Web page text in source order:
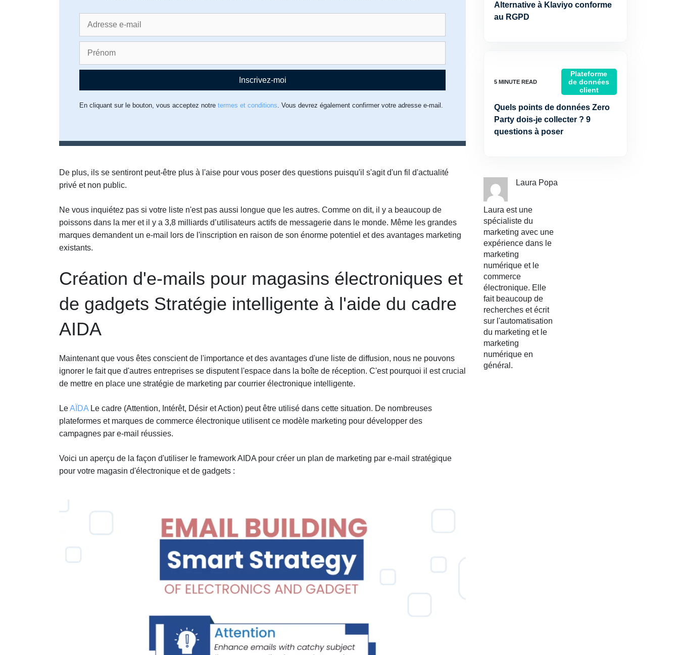
Inscrivez-moi
En cliquant sur le bouton, vous acceptez notretermes et conditions. Vous devrez également confirmer votre adresse e-mail.
De plus, ils se sentiront peut-être plus à l'aise pour vous poser des questions puisqu'il s'agit d'un fil d'actualité
privé et non public.
Ne vous inquiétez pas si votre liste n'est pas aussi longue que les autres. Comme on dit, il y a beaucoup de
poissons dans la mer et il y a 3,8 milliards d’utilisateurs actifs de messagerie dans le monde. Même les grandes
marques demandent un e-mail lors de l'inscription en raison de son énorme potentiel et des avantages marketing
existants.
Création d'e-mails pour magasins électroniques et
de gadgets Stratégie intelligente à l'aide du cadre
AIDA
Maintenant que vous êtes conscient de l'importance et des avantages d'une liste de diffusion, nous ne pouvons
ignorer le fait que d'autres entreprises se disputent l'espace dans la boîte de réception. C'est pourquoi il est crucial
de mettre en place une stratégie de marketing par courrier électronique intelligente.
LeAÏDA Le cadre (Attention, Intérêt, Désir et Action) peut être utilisé dans cette situation. De nombreuses
plateformes et marques de commerce électronique utilisent ce modèle marketing pour développer des
campagnes par e-mail réussies.
Voici un aperçu de la façon d'utiliser le framework AIDA pour créer un plan de marketing par e-mail stratégique
pour votre magasin d'électronique et de gadgets :
Alternative à Klaviyo conforme
au RGPD
Plateforme
de données
client
Quels points de données Zero
Party dois-je collecter ? 9
questions à poser
Laura Popa
Laura est une
spécialiste du
marketing avec une
expérience dans le
marketing
numérique et le
commerce
électronique. Elle
fait beaucoup de
recherches et écrit
sur l'automatisation
du marketing et le
marketing
numérique en
général.